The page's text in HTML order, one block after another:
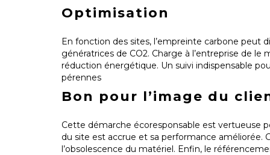
Optimisation
En fonction des sites, l’empreinte carbone peut
génératrices de CO2. Charge à l’entreprise de
réduction énergétique. Un suivi indispensable
pérennes
Bon pour l’image du
Cette démarche écoresponsable est vertueuse
du site est accrue et sa performance améliorée.
l’obsolescence du matériel. Enfin, le